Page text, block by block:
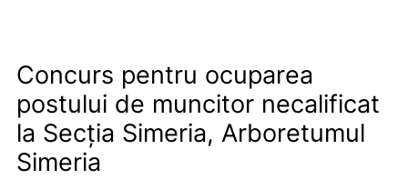
Concurs pentru ocuparea
postului de muncitor necalificat
la Secția Simeria, Arboretumul
Simeria